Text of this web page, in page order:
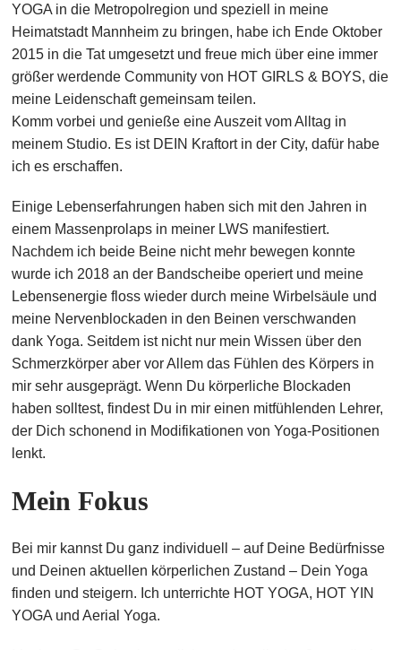
YOGA in die Metropolregion und speziell in meine
Heimatstadt Mannheim zu bringen, habe ich Ende Oktober
2015 in die Tat umgesetzt und freue mich über eine immer
größer werdende Community von HOT GIRLS & BOYS, die
meine Leidenschaft gemeinsam teilen.
Komm vorbei und genieße eine Auszeit vom Alltag in
meinem Studio. Es ist DEIN Kraftort in der City, dafür habe
ich es erschaffen.
Einige Lebenserfahrungen haben sich mit den Jahren in
einem Massenprolaps in meiner LWS manifestiert.
Nachdem ich beide Beine nicht mehr bewegen konnte
wurde ich 2018 an der Bandscheibe operiert und meine
Lebensenergie floss wieder durch meine Wirbelsäule und
meine Nervenblockaden in den Beinen verschwanden
dank Yoga. Seitdem ist nicht nur mein Wissen über den
Schmerzkörper aber vor Allem das Fühlen des Körpers in
mir sehr ausgeprägt. Wenn Du körperliche Blockaden
haben solltest, findest Du in mir einen mitfühlenden Lehrer,
der Dich schonend in Modifikationen von Yoga-Positionen
lenkt.
Mein Fokus
Bei mir kannst Du ganz individuell – auf Deine Bedürfnisse
und Deinen aktuellen körperlichen Zustand – Dein Yoga
finden und steigern. Ich unterrichte HOT YOGA, HOT YIN
YOGA und Aerial Yoga.